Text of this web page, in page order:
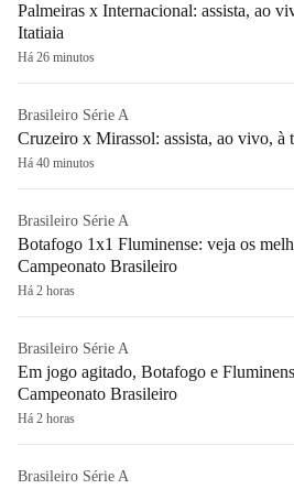
Palmeiras x Internacional: assista, ao
Itatiaia
Há 26 minutos
Brasileiro Série A
Cruzeiro x Mirassol: assista, ao vivo, à
Há 40 minutos
Brasileiro Série A
Botafogo 1x1 Fluminense: veja os
Campeonato Brasileiro
Há 2 horas
Brasileiro Série A
Em jogo agitado, Botafogo e
Campeonato Brasileiro
Há 2 horas
Brasileiro Série A